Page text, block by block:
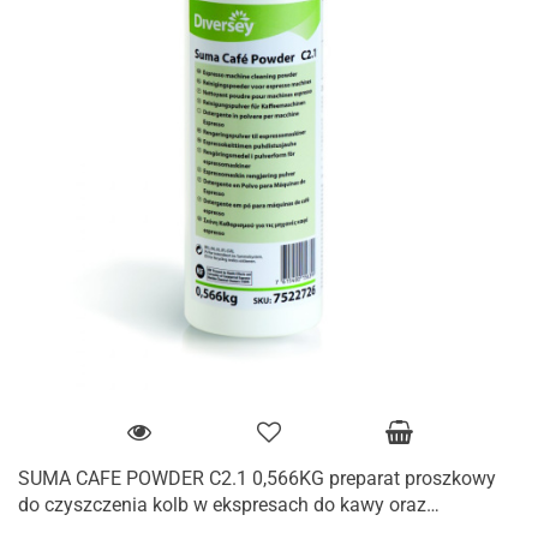
SUMA CAFE POWDER C2.1 0,566KG preparat proszkowy
do czyszczenia kolb w ekspresach do kawy oraz